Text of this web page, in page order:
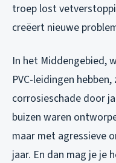
troep lost
creëert nieuwe
In het Middengebied,
PVC-leidingen
corrosieschade door
buizen waren
maar met agressieve
jaar. En dan mag je je